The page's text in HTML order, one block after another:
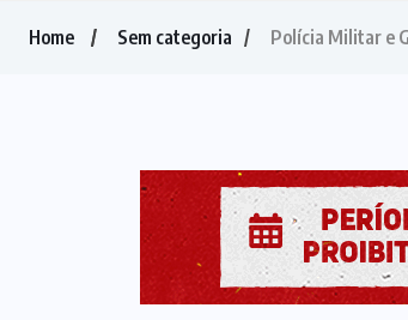
Home Sem categoria Polícia Militar e